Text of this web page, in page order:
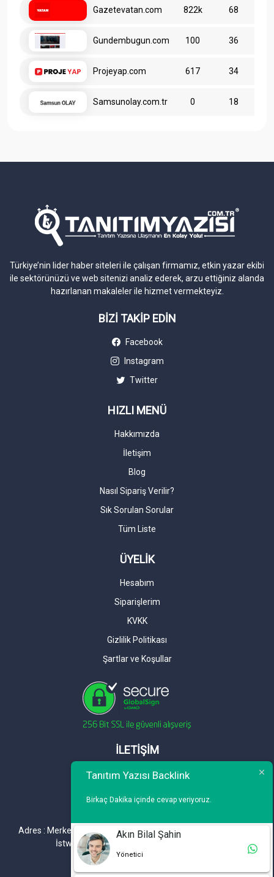
Gazetevatan.com 822k 68
Gundembugun.com 100 36
Projeyap.com 617 34
Samsunolay.com.tr 0 18
Türkiye’nin lider haber siteleri ile çalışan firmamız, etkin yazar ekibi
ile sektörünüzü ve web sitenizi analiz ederek, arzu ettiğiniz alanda
hazırlanan makaleler ile hizmet vermekteyiz.
BİZİ TAKİP EDİN
Facebook
Instagram
Twitter
HIZLI MENÜ
Hakkımızda
İletişim
Blog
Nasıl Sipariş Verilir?
Sık Sorulan Sorular
Tüm Liste
ÜYELİK
Hesabım
Siparişlerim
KVKK
Gizlilik Politikası
Şartlar ve Koşullar
İLETİŞİM
Telefon : 0 212 461 75 87
Adres : Merkez Mh. DeğirmenBahçe Cd. A1 A Blok D : 19 Kat :1
İstwest Rezidans Bahçelievler / İSTANBUL
Tanıtım Yazısı Backlink
Birkaç Dakika içinde cevap veriyoruz.
Akın Bilal Şahin
Yönetici